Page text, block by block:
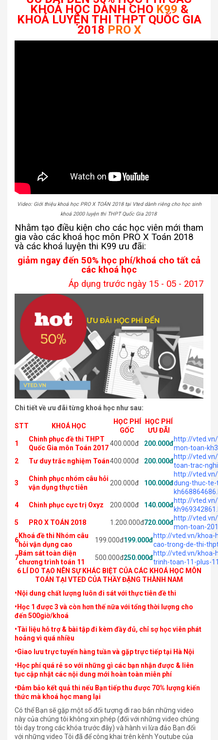
KHOÁ HỌC DÀNH CHO K99 &
KHOÁ LUYỆN THI THPT QUỐC GIA
2018 PRO X
Video: Giới thiệu khoá học PRO X TOÁN 2018 tại Vted dành riêng cho học sinh
khoá 2000 luyện thi THPT Quốc Gia 2018
Nhằm tạo điều kiện cho các học viên mới tham
gia vào các khoá học môn PRO X Toán 2018
và các khoá luyện thi K99 ưu đãi:
giảm ngay đến 50% học phí/khoá cho tất cả
các khoá học
Áp dụng trước ngày 15 - 05 - 2017
Chi tiết về ưu đãi từng khoá học như sau:
STT KHOÁ HỌC
HỌC PHÍ
GỐC
HỌC PHÍ
ƯU ĐÃI
1
Chinh phục đề thi THPT
Quốc Gia môn Toán 2017
400.000đ 200.000đ
http://
mon-toan-
2
Tư duy trắc nghiệm Toán400.000đ 200.000đ
http://
toan-trac-
3
Chinh phục nhóm câu hỏi
vận dụng thực tiễn
200.000đ 100.000đ
http://
dung-thuc-
4
Chinh phục cực trị Oxyz 200.000đ 140.000đ
http://
5
PRO X TOÁN 2018 1.200.000đ720.000đ
http://
mon-toan-
6
Khoá đề thi Nhóm câu
hỏi vận dụng cao
199.000đ199.000đ
http://vted.vn/khoa-
cao-trong-de-thi-
7
Bám sát toàn diện
chương trình toán 11
500.000đ250.000đ
http://vted.vn/khoa-
trinh-toan-11-plus-
6 LÍ DO TẠO NÊN SỰ KHÁC BIỆT CỦA CÁC KHOÁ HỌC MÔN
TOÁN TẠI VTED CỦA THẦY ĐẶNG THÀNH NAM
•Nội dung chất lượng luôn đi sát với thực tiễn đề thi
•Học 1 được 3 và còn hơn thế nữa với tổng thời lượng cho
đến 500giờ/khoá
•Tài liệu hỗ trợ & bài tập đi kèm đầy đủ, chỉ sợ học viên phát
hoảng vì quá nhiều
•Giao lưu trực tuyến hàng tuần và gặp trực tiếp tại Hà Nội
•Học phí quá rẻ so với những gì các bạn nhận được & liên
tục cập nhật các nội dung mới hoàn toàn miễn phí
•Đảm bảo kết quả thi nếu Bạn tiếp thu được 70% lượng kiến
thức mà khoá học mang lại
Có thể Bạn sẽ gặp một số đối tượng đi rao bán những video
này của chúng tôi không xin phép (đối với những video chúng
tôi dạy trong các khóa trước đây) và hành vi lừa đảo Bạn đối
với những video Tôi đã để công khai trên kênh Youtube của